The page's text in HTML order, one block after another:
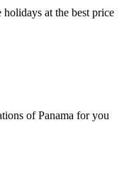
at the best price
of Panama for you